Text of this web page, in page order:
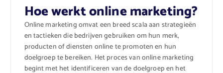
Hoe werkt online marketing?
Online marketing omvat een breed scala aan strategieën
en tactieken die bedrijven gebruiken om hun merk,
producten of diensten online te promoten en hun
doelgroep te bereiken. Het proces van online marketing
begint met het identificeren van de doelgroep en het